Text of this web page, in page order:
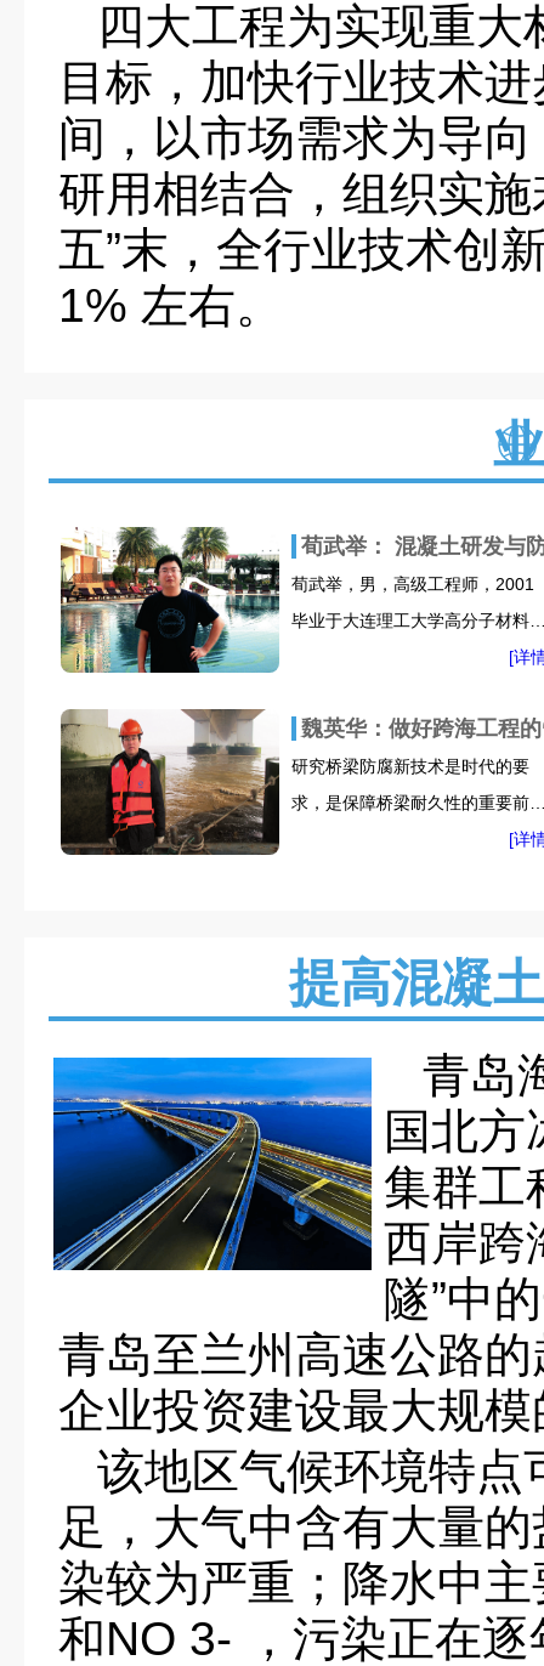
四大工程为实现重
目标，加快行业技术
间，以市场需求为导
研用相结合，组织实
五”末，全行业技术创
1% 左右。
荀武举： 混凝土研发与
荀武举，男，高级工程师，2001
毕业于大连理工大学高分子材料
业，从事建筑材料专业技术工作
材料研发、生产和经营工作，先
主持或以技术骨干承担国家、省
市项目二十余项，省部级项目5
项，大连市项目 16 项。申请国家
[详
魏英华：做好跨海工程
研究桥梁防腐新技术是时代的要
求，是保障桥梁耐久性的重要前
提，也是紧迫任务。为了了解大
给我们做相关方面的精彩解读。
[详
提高混凝
青岛
国北方
集群工
西岸跨
隧”中
青岛至兰州高速公路
企业投资建设最大规
该地区气候环境特点
足，大气中含有大量
染较为严重；降水中
和NO 3- ，污染正在